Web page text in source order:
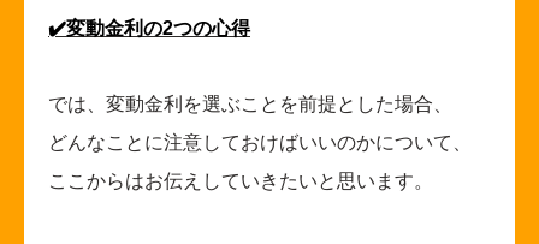
✔️変動金利の2つの心得
では、変動金利を選ぶことを前提とした場合、
どんなことに注意しておけばいいのかについて、
ここからはお伝えしていきたいと思います。